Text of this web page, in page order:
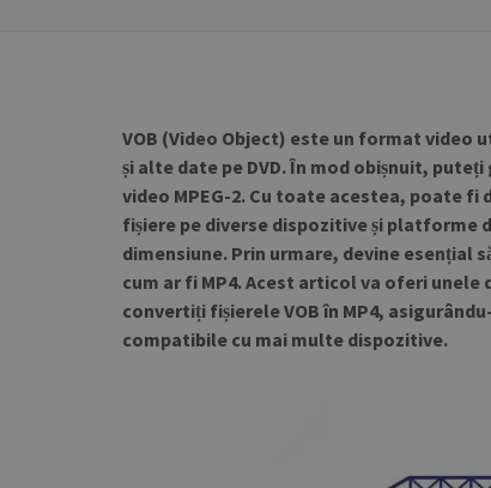
VOB (Video Object) este un format
și alte date pe DVD. În mod obișnuit, puteți
video MPEG-2. Cu toate acestea, poate fi
fișiere pe diverse dispozitive și
dimensiune. Prin urmare, devine esențial
cum ar fi MP4. Acest articol va oferi
convertiți fișierele VOB în MP4,
compatibile cu mai multe dispozitive.